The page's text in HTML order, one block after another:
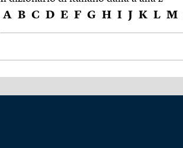
A B C D E F G H I J K L M